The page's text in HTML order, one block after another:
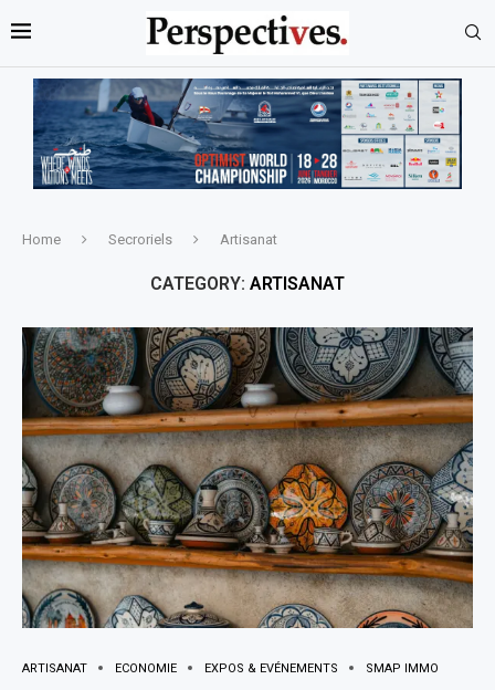
Home Secroriels Artisanat
CATEGORY: ARTISANAT
ARTISANAT ECONOMIE EXPOS & EVÉNEMENTS SMAP IMMO